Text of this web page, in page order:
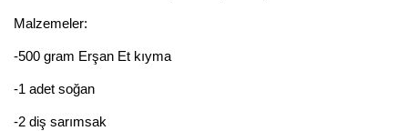
Malzemeler:
-500 gram Erşan Et kıyma
-1 adet soğan
-2 diş sarımsak